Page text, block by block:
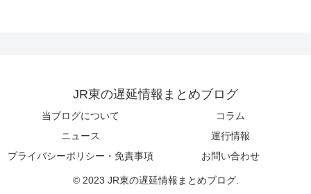
JR東の遅延情報まとめブログ
当ブログについて
コラム
ニュース
運行情報
プライバシーポリシー・免責事項
お問い合わせ
© 2023 JR東の遅延情報まとめブログ.